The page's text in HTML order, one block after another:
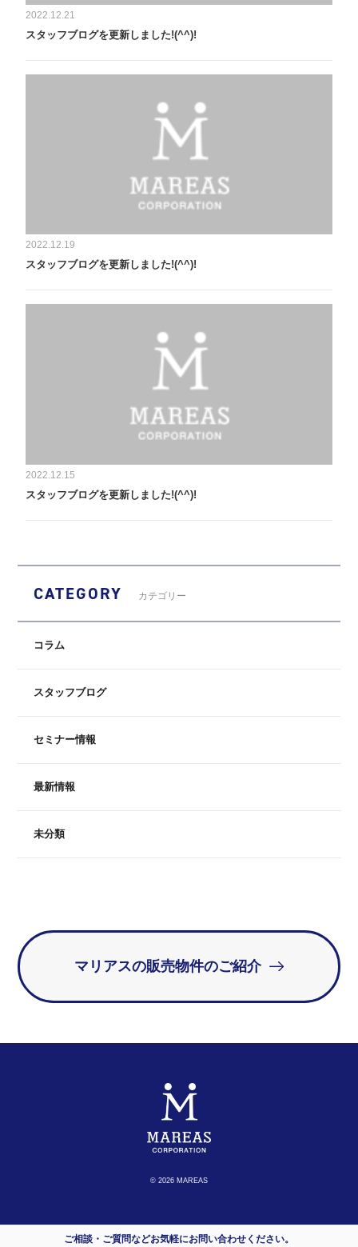
2022.12.21
スタッフブログを更新しました!(^^)!
2022.12.19
スタッフブログを更新しました!(^^)!
2022.12.15
スタッフブログを更新しました!(^^)!
CATEGORY カテゴリー
コラム
スタッフブログ
セミナー情報
最新情報
未分類
マリアスの販売物件のご紹介
ご相談・ご質問などお気軽にお問い合わせください。
© 2026 MAREAS